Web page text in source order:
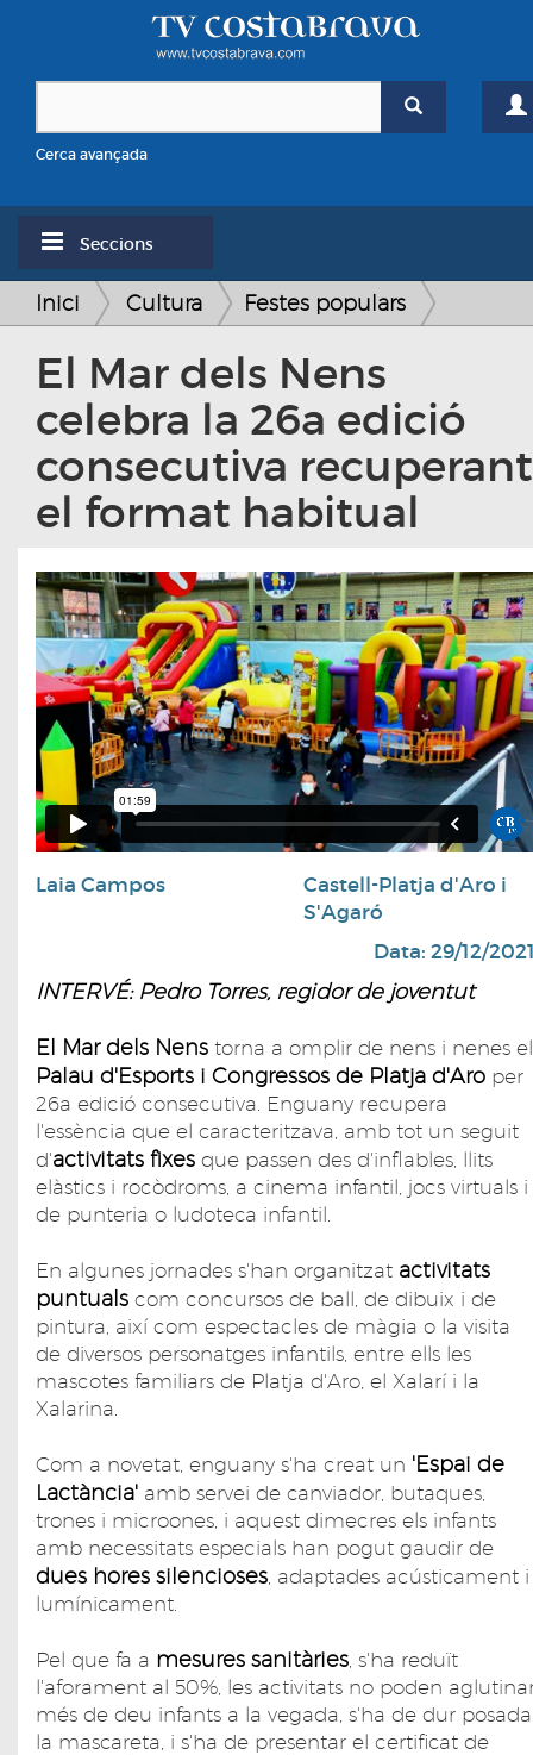
Cerca avançada
Seccions
Inici Cultura Festes populars
El Mar dels Nens
celebra la 26a edició
consecutiva recuperant
el format habitual
Laia Campos
Castell-Platja d'Aro i
S'Agaró
Data: 29/12/
INTERVÉ: Pedro Torres, regidor de joventut
El Mar dels Nens torna a omplir de nens i nenes el
Palau d'Esports i Congressos de Platja d'Aro per
26a edició consecutiva. Enguany recupera
l'essència que el caracteritzava, amb tot un seguit
d'activitats fixes que passen des d'inflables, llits
elàstics i rocòdroms, a cinema infantil, jocs virtuals i
de punteria o ludoteca infantil.
En algunes jornades s'han organitzat activitats
puntuals com concursos de ball, de dibuix i de
pintura, així com espectacles de màgia o la visita
de diversos personatges infantils, entre ells les
mascotes familiars de Platja d'Aro, el Xalarí i la
Xalarina.
Com a novetat, enguany s'ha creat un 'Espai de
Lactància' amb servei de canviador, butaques,
trones i microones, i aquest dimecres els infants
amb necessitats especials han pogut gaudir de
dues hores silencioses , adaptades acústicament i
lumínicament.
Pel que fa a mesures sanitàries , s'ha reduït
l'aforament al 50%, les activitats no poden
més de deu infants a la vegada, s'ha de dur posada
la mascareta, i s'ha de presentar el certificat de